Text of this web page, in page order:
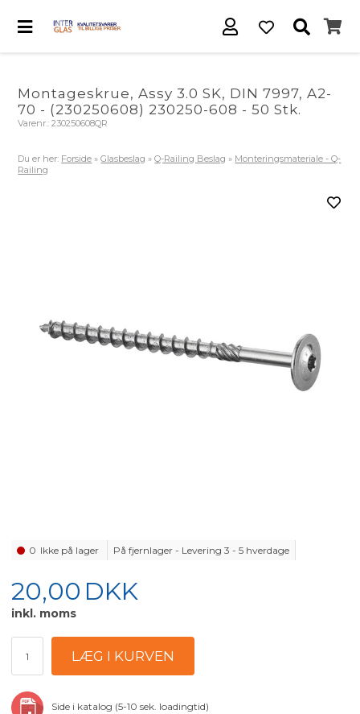
Montageskrue, Assy 3.0 SK, DIN 7997, A2-
70 - (230250608) 230250-608 - 50 Stk.
Varenr.:230250608QR
Du er her: Forside »Glasbeslag »Q-Railing Beslag » Monteringsmateriale - Q-
Railing
0 Ikke på lager På fjernlager - Levering 3 - 5 hverdage
20,00 DKK
inkl. moms
Side i katalog (5-10 sek. loadingtid)